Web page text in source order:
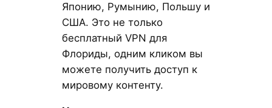
Японию, Румынию, Польшу и
США. Это не только
бесплатный VPN для
Флориды, одним кликом вы
можете получить доступ к
мировому контенту.